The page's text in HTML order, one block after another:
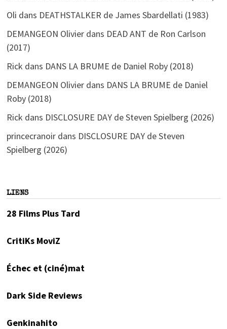
Oli dans DEATHSTALKER de James Sbardellati (1983)
DEMANGEON Olivierdans DEAD ANT de Ron Carlson
(2017)
Rick dans DANS LA BRUME de Daniel Roby (2018)
DEMANGEON Olivierdans DANS LA BRUME de Daniel
Roby (2018)
Rick dans DISCLOSURE DAY de Steven Spielberg (2026)
princecranoirdans DISCLOSURE DAY de Steven
Spielberg (2026)
LIENS
28 Films Plus Tard
CritiKs MoviZ
Échec et (ciné)mat
Dark Side Reviews
Genkinahito